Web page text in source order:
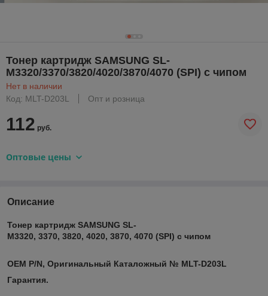
Тонер картридж SAMSUNG SL-
M3320/3370/3820/4020/3870/4070 (SPI) c чипом
Нет в наличии
Код: MLT-D203L
Опт и розница
112 руб.
Оптовые цены
Описание
Тонер картридж SAMSUNG SL-
M3320, 3370, 3820, 4020, 3870, 4070 (SPI) c чипом
OEM P/N, Оригинальный Каталожный № MLT-D203L
Гарантия.